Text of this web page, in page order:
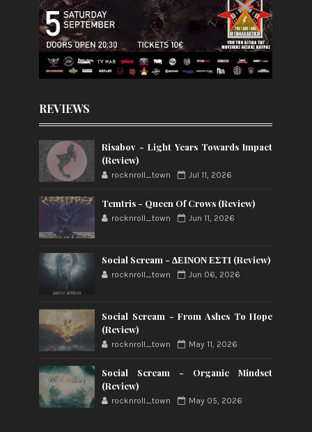
REVIEWS
Risabov - Light Years Towards Impact
(Review)
rocknroll_town Jul 11, 2026
Temtris - Queen Of Crows (Review)
rocknroll_town Jun 11, 2026
Social Scream - ΔΕΙΝΟΝ ΕΣΤΙ (Review)
rocknroll_town Jun 06, 2026
Social Scream - From Ashes To Hope
(Review)
rocknroll_town May 11, 2026
Social Scream - Organic Mindset
(Review)
rocknroll_town May 05, 2026